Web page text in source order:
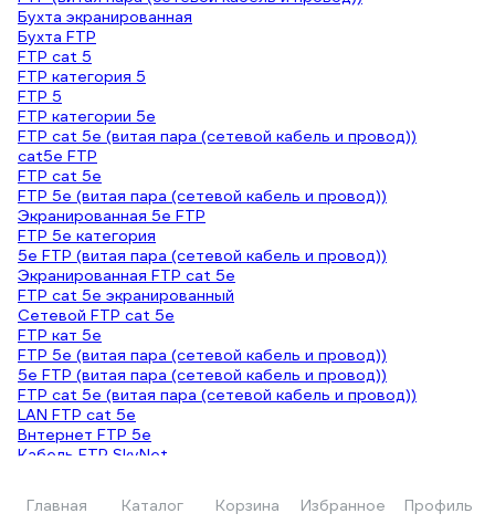
Главная Каталог Корзина Избранное Профиль
Бухта экранированная
Бухта FTP
FTP cat 5
FTP категория 5
FTP 5
FTP категории 5e
FTP cat 5e (витая пара (сетевой кабель и провод))
cat5e FTP
FTP cat 5е
FTP 5e (витая пара (сетевой кабель и провод))
Экранированная 5e FTP
FTP 5е категория
5е FTP (витая пара (сетевой кабель и провод))
Экранированная FTP cat 5e
FTP cat 5е экранированный
Сетевой FTP cat 5e
FTP кат 5е
FTP 5e (витая пара (сетевой кабель и провод))
5е FTP (витая пара (сетевой кабель и провод))
FTP cat 5e (витая пара (сетевой кабель и провод))
LAN FTP cat 5e
Bнтернет FTP 5e
Кабель FTP SkyNet
Одножильная витая пара SkyNet